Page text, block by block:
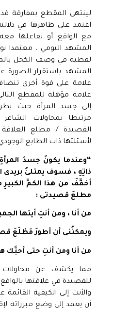
لينتهي المقطع بمفارقة
اعتمد على ظاهرها في
مع الواقع أو تفاعلها
المشهد اليومي ، معتمدا
لفظية في وصف الكحل
المشهد باستقرار الصورة
علامة على قوة أخرى
علامة مؤهلة للمقطع
إلى جسد المرأة حيث
مرتبطا بمحاولات
القصيدة / مطلع
لأسئلتها ذات الطابع
“وعندما يكونُ جسدُ
ذاتِهِ ، فسوف يمتلئُ بريدى
أخفِّفَ من هذا الكمِّ الكبيرِ
مطلعَ قصيدتى :
من أنا ، ومن أنتِ أيتها
ويمكنُنى أن أطورَ مَطْلَعَ
من أنا ومن أنتِ حتى أحبَّك
مما يكشف عن محاولات
للقصيدة في علاقتها
والأنت إلى الكيفية القائمة
أن يعمد إلى وضع مبرراته